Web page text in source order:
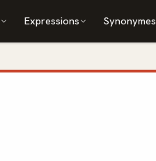
Expressions Synonymes